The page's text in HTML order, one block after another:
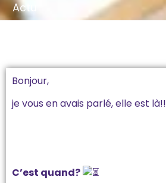
Actu
Bonjour,
je vous en avais parlé, elle est là!!
C’est quand?